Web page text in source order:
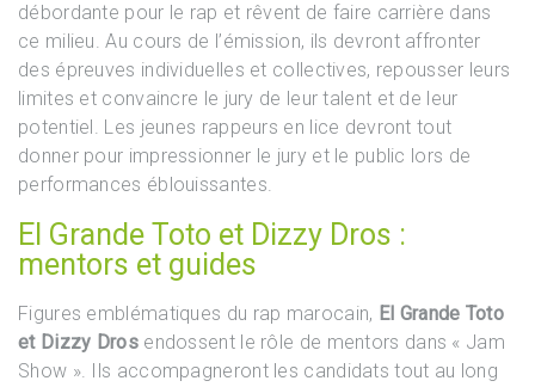
débordante pour le rap et rêvent de faire carrière dans
ce milieu. Au cours de l’émission, ils devront affronter
des épreuves individuelles et collectives, repousser leurs
limites et convaincre le jury de leur talent et de leur
potentiel. Les jeunes rappeurs en lice devront tout
donner pour impressionner le jury et le public lors de
performances éblouissantes.
El Grande Toto et Dizzy Dros :
mentors et guides
Figures emblématiques du rap marocain, El Grande Toto
et Dizzy Drosendossent le rôle de mentors dans « Jam
Show ». Ils accompagneront les candidats tout au long